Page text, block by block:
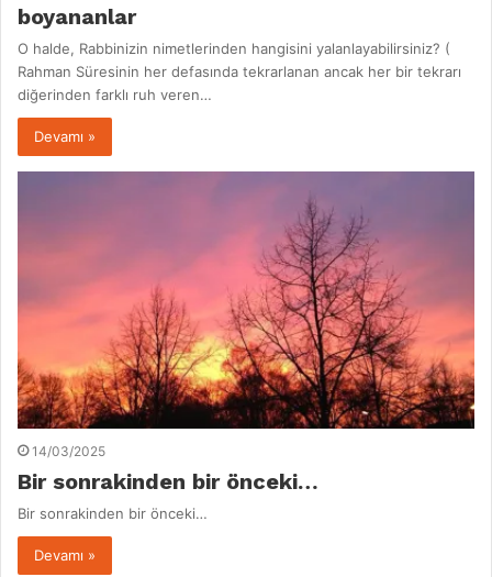
boyananlar
O halde, Rabbinizin nimetlerinden hangisini yalanlayabilirsiniz? (
Rahman Süresinin her defasında tekrarlanan ancak her bir tekrarı
diğerinden farklı ruh veren…
Devamı »
14/03/2025
Bir sonrakinden bir önceki…
Bir sonrakinden bir önceki…
Devamı »